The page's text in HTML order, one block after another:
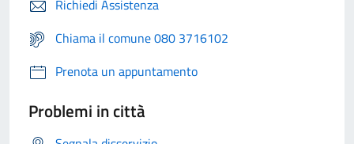
Richiedi Assistenza
Chiama il comune 080 3716102
Prenota un appuntamento
Problemi in città